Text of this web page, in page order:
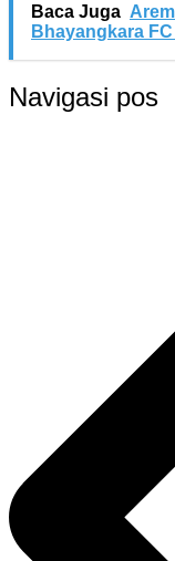
Baca Juga
Bhayangkara
Navigasi pos